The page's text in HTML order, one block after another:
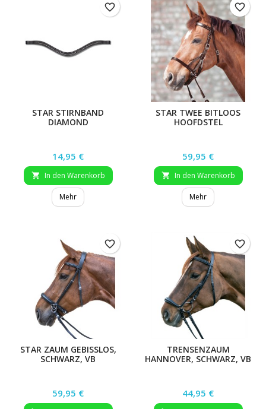
STAR STIRNBAND
DIAMOND
Preis
14,95 €
 In den Warenkorb
Mehr
favorite_border
STAR TWEE BITLOOS
HOOFDSTEL
Preis
59,95 €
 In den Warenkorb
Mehr
favorite_border
STAR ZAUM GEBISSLOS,
SCHWARZ, VB
Preis
59,95 €
favorite_border
TRENSENZAUM
HANNOVER, SCHWARZ, VB
Preis
44,95 €
favorite_border